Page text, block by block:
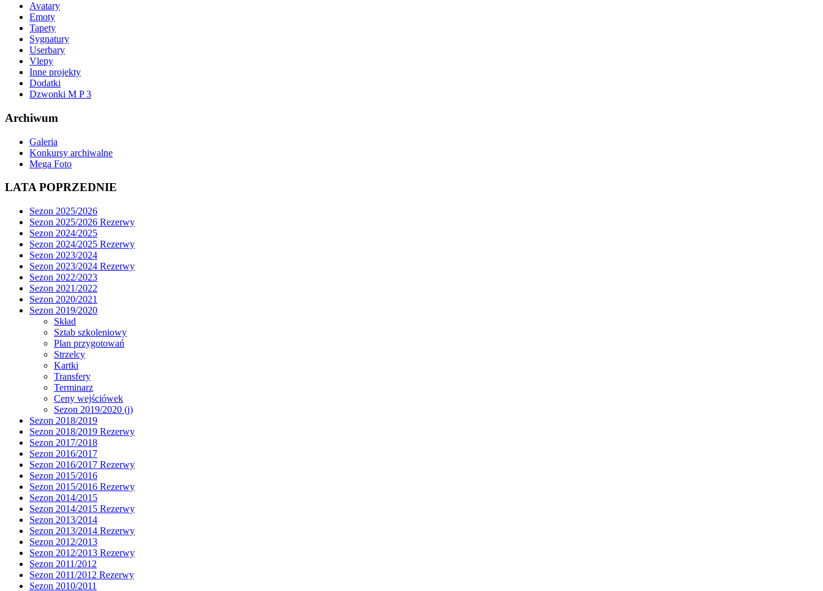
Avatary
Emoty
Tapety
Sygnatury
Userbary
Vlepy
Inne projekty
Dodatki
Dzwonki M P 3
Archiwum
Galeria
Konkursy archiwalne
Mega Foto
LATA POPRZEDNIE
Sezon 2025/2026
Sezon 2025/2026 Rezerwy
Sezon 2024/2025
Sezon 2024/2025 Rezerwy
Sezon 2023/2024
Sezon 2023/2024 Rezerwy
Sezon 2022/2023
Sezon 2021/2022
Sezon 2020/2021
Sezon 2019/2020
Skład
Sztab szkoleniowy
Plan przygotowań
Strzelcy
Kartki
Transfery
Terminarz
Ceny wejściówek
Sezon 2019/2020 (j)
Sezon 2018/2019
Sezon 2018/2019 Rezerwy
Sezon 2017/2018
Sezon 2016/2017
Sezon 2016/2017 Rezerwy
Sezon 2015/2016
Sezon 2015/2016 Rezerwy
Sezon 2014/2015
Sezon 2014/2015 Rezerwy
Sezon 2013/2014
Sezon 2013/2014 Rezerwy
Sezon 2012/2013
Sezon 2012/2013 Rezerwy
Sezon 2011/2012
Sezon 2011/2012 Rezerwy
Sezon 2010/2011